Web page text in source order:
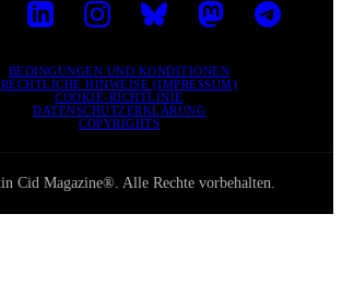
BEDINGUNGEN UND KONDITIONEN
RECHTLICHE HINWEISE (IMPRESSUM)
COOKIE-RICHTLINIE
DATENSCHUTZERKLÄRUNG
COPYRIGHTS
Cid Magazine®. Alle Rechte vorbehalten.